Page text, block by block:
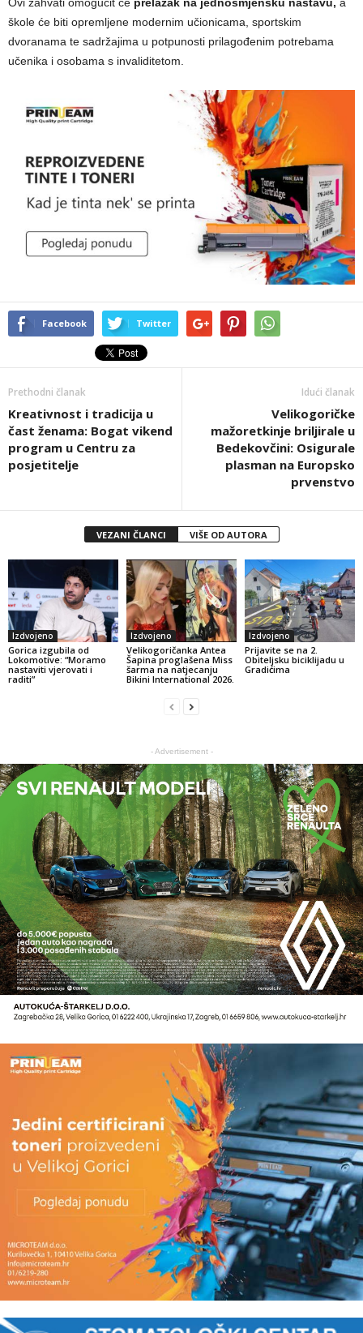
škole će biti opremljene modernim učionicama, sportskim
dvoranama te sadržajima u potpunosti prilagođenim potrebama
učenika i osobama s invaliditetom.
Facebook Twitter
Prethodni članak
Kreativnost i tradicija u
čast ženama: Bogat vikend
program u Centru za
posjetitelje
Idući članak
Velikogoričke
mažoretkinje briljirale u
Bedekovčini: Osigurale
plasman na Europsko
prvenstvo
VEZANI ČLANCI VIŠE OD AUTORA
Izdvojeno
Gorica izgubila od
Lokomotive: “Moramo
nastaviti vjerovati i
raditi”
Izdvojeno
Velikogoričanka Antea
Šapina proglašena Miss
šarma na natjecanju
Bikini International 2026.
Izdvojeno
Prijavite se na 2.
Obiteljsku biciklijadu u
Gradićima
- Advertisement -